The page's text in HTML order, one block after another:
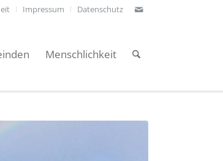
Impressum Datenschutz
Menschlichkeit